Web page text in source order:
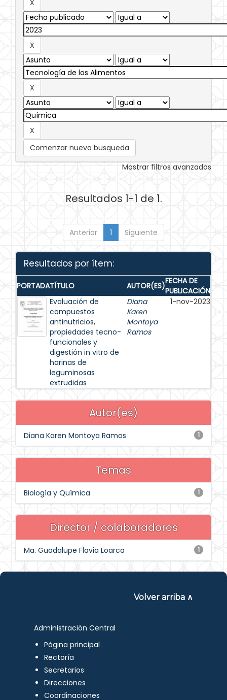
Comenzar nueva busqueda
Mostrar filtros avanzados
Resultados 1-1 de 1.
Anterior 1 Siguiente
Resultados por ítem:
PORTADATÍTULO AUTOR(ES)FECHA DE
PUBLICACIÓN
Evaluación de
compuestos
antinutricios,
propiedades tecno-
funcionales y
digestión in vitro de
harinas de
leguminosas
extrudidas
Diana
Karen
Montoya
Ramos
1-nov-2023
Autor(es)
1
Diana Karen Montoya Ramos
Temas
1
Biología y Química
Director / colaboradores
1
Ma. Guadalupe Flavia Loarca
Volver arriba ∧
Administración Central
Página principal
Rectoría
Secretarios
Direcciones
Coordinaciones